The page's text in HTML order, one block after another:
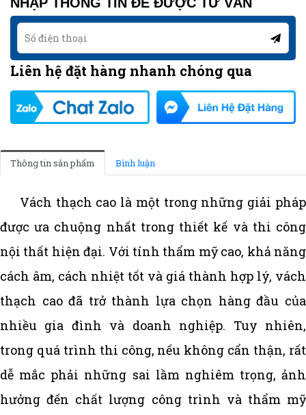
Liên hệ đặt hàng nhanh chóng qua
Thông tin sản phẩm Bình luận
Vách thạch cao là một trong những giải pháp
được ưa chuộng nhất trong thiết kế và thi công
nội thất hiện đại. Với tính thẩm mỹ cao, khả năng
cách âm, cách nhiệt tốt và giá thành hợp lý, vách
thạch cao đã trở thành lựa chọn hàng đầu của
nhiều gia đình và doanh nghiệp. Tuy nhiên,
trong quá trình thi công, nếu không cẩn thận, rất
dễ mắc phải những sai lầm nghiêm trọng, ảnh
hưởng đến chất lượng công trình và thẩm mỹ